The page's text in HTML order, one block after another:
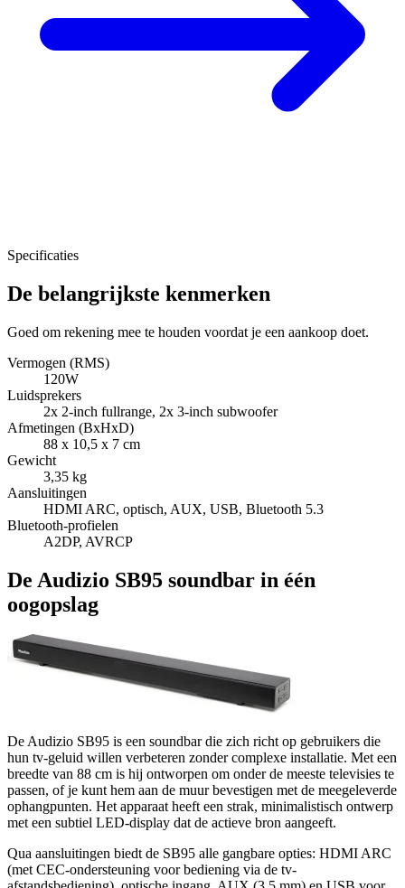
Specificaties
De belangrijkste kenmerken
Goed om rekening mee te houden voordat je een aankoop doet.
Vermogen (RMS)
120W
Luidsprekers
2x 2-inch fullrange, 2x 3-inch subwoofer
Afmetingen (BxHxD)
88 x 10,5 x 7 cm
Gewicht
3,35 kg
Aansluitingen
HDMI ARC, optisch, AUX, USB, Bluetooth 5.3
Bluetooth-profielen
A2DP, AVRCP
De Audizio SB95 soundbar in één
oogopslag
De Audizio SB95 is een soundbar die zich richt op gebruikers die
hun tv-geluid willen verbeteren zonder complexe installatie. Met een
breedte van 88 cm is hij ontworpen om onder de meeste televisies te
passen, of je kunt hem aan de muur bevestigen met de meegeleverde
ophangpunten. Het apparaat heeft een strak, minimalistisch ontwerp
met een subtiel LED-display dat de actieve bron aangeeft.
Qua aansluitingen biedt de SB95 alle gangbare opties: HDMI ARC
(met CEC-ondersteuning voor bediening via de tv-